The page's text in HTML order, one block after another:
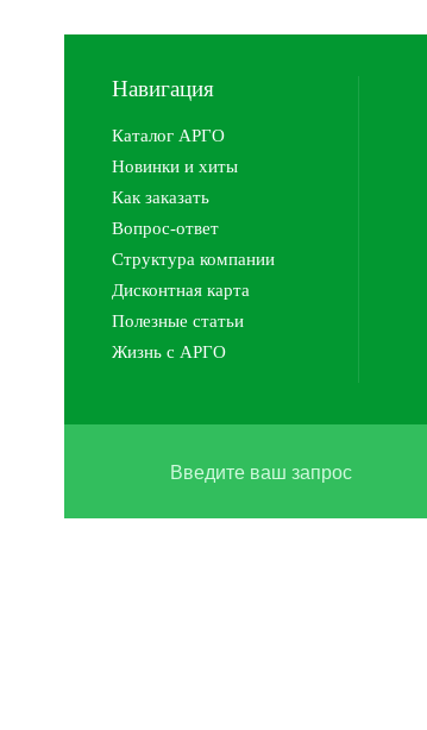
Навигация
Каталог АРГО
Новинки и хиты
Как заказать
Вопрос-ответ
Структура компании
Дисконтная карта
Полезные статьи
Жизнь с АРГО